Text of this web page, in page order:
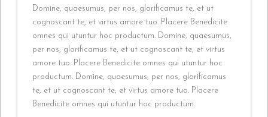
Domine, quaesumus, per nos, glorificamus te, et ut
cognoscant te, et virtus amore tuo. Placere Benedicite
omnes qui utuntur hoc productum. Domine, quaesumus,
per nos, glorificamus te, et ut cognoscant te, et virtus
amore tuo. Placere Benedicite omnes qui utuntur hoc
productum. Domine, quaesumus, per nos, glorificamus
te, et ut cognoscant te, et virtus amore tuo. Placere
Benedicite omnes qui utuntur hoc productum.